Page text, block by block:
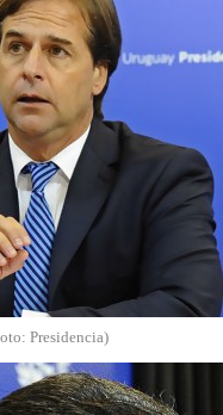
Presidencia)